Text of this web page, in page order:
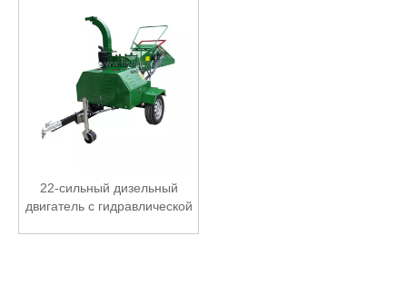
22-сильный дизельный
двигатель с гидравлической